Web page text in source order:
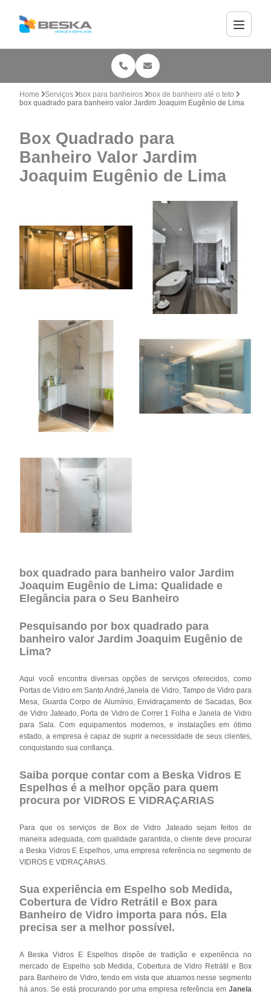
Home Serviços box para banheiros
box de banheiro até o teto
box quadrado para banheiro valor Jardim Joaquim Eugênio de Lima
Box Quadrado para
Banheiro Valor Jardim
Joaquim Eugênio de Lima
box quadrado para banheiro valor Jardim
Joaquim Eugênio de Lima: Qualidade e
Elegância para o Seu Banheiro
Pesquisando por box quadrado para
banheiro valor Jardim Joaquim Eugênio de
Lima?
Aqui você encontra diversas opções de serviços oferecidos, como
Portas de Vidro em Santo André,Janela de Vidro, Tampo de Vidro para
Mesa, Guarda Corpo de Alumínio, Envidraçamento de Sacadas, Box
de Vidro Jateado, Porta de Vidro de Correr 1 Folha e Janela de Vidro
para Sala. Com equipamentos modernos, e instalações em ótimo
estado, a empresa é capaz de suprir a necessidade de seus clientes,
conquistando sua confiança.
Saiba porque contar com a Beska Vidros E
Espelhos é a melhor opção para quem
procura por VIDROS E VIDRAÇARIAS
Para que os serviços de Box de Vidro Jateado sejam feitos de
maneira adequada, com qualidade garantida, o cliente deve procurar
a Beska Vidros E Espelhos, uma empresa referência no segmento de
VIDROS E VIDRAÇARIAS.
Sua experiência em Espelho sob Medida,
Cobertura de Vidro Retrátil e Box para
Banheiro de Vidro importa para nós. Ela
precisa ser a melhor possível.
A Beska Vidros E Espelhos dispõe de tradição e experiência no
mercado de Espelho sob Medida, Cobertura de Vidro Retrátil e Box
para Banheiro de Vidro, tendo em vista que atuamos nesse segmento
há anos. Se está procurando por uma empresa referência em Janela